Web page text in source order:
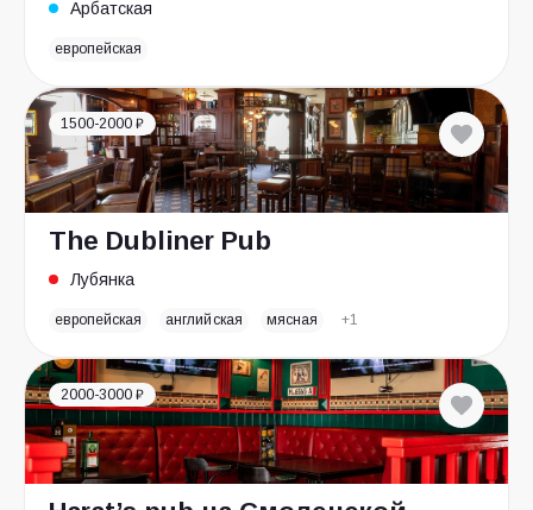
Арбатская
европейская
1500-2000 ₽
The Dubliner Pub
Лубянка
европейская английская мясная +1
2000-3000 ₽